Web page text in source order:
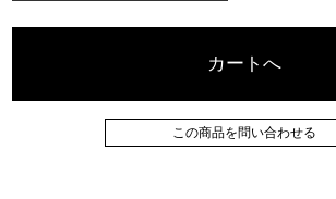
カートへ
この商品を問い合わせる